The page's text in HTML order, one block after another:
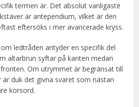
termen är. Det absolut vanligaste
är antependium, vilket är den
eftersöks i mer avancerade kryss.
ledtråden antyder en specifik del
altarbrun syftar på kanten medan
Om utrymmet är begränsat till
duk det givna svaret som nästan
korsord.